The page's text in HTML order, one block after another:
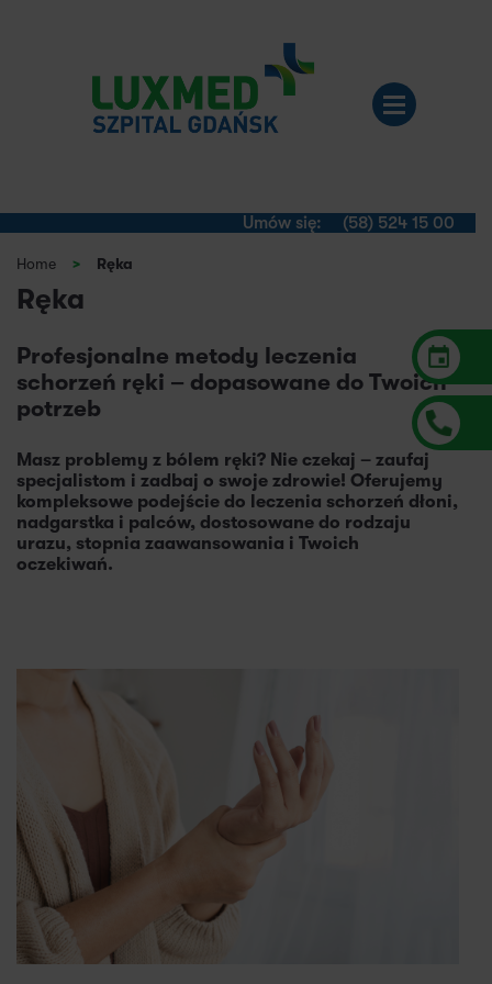
Umów się: (58) 524 15 00
Home > Ręka
Ręka
Profesjonalne metody leczenia
schorzeń ręki – dopasowane do Twoich
potrzeb
Masz problemy z bólem ręki? Nie czekaj – zaufaj
specjalistom i zadbaj o swoje zdrowie! Oferujemy
kompleksowe podejście do leczenia schorzeń dłoni,
nadgarstka i palców, dostosowane do rodzaju
urazu, stopnia zaawansowania i Twoich
oczekiwań.